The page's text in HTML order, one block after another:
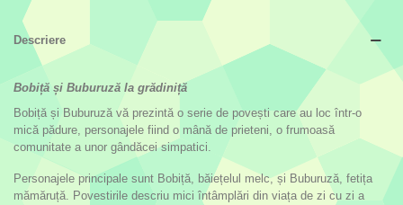
Descriere
Bobiță și Buburuză la grădiniță
Bobiță și Buburuză vă prezintă o serie de povești care au loc într-o
mică pădure, personajele fiind o mână de prieteni, o frumoasă
comunitate a unor gândăcei simpatici.
Personajele principale sunt Bobiță, băiețelul melc, și Buburuză, fetița
mămăruță. Povestirile descriu mici întâmplări din viața de zi cu zi a